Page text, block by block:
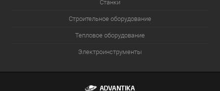
Станки
Строительное оборудование
Тепловое оборудование
Электроинструменты